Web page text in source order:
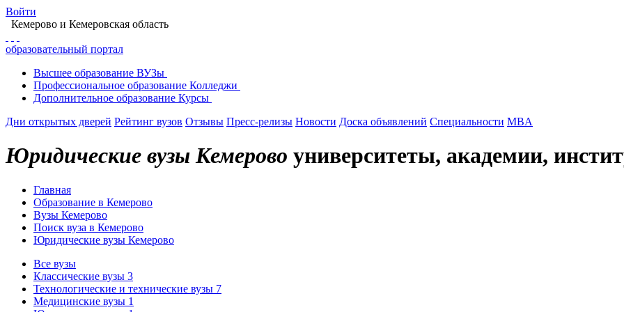
Войти
Кемерово и Кемеровская область
образовательный портал
Высшее образование ВУЗы
Профессиональное образование Колледжи
Дополнительное образование Курсы
Дни открытых дверей Рейтинг вузов Отзывы Пресс-релизы Новости Доска объявлений Специальности MBA
Юридические вузы Кемерово университеты, академии,
Главная
Образование в Кемерово
Вузы Кемерово
Поиск вуза в Кемерово
Юридические вузы Кемерово
Все вузы
Классические вузы 3
Технологические и технические вузы 7
Медицинские вузы 1